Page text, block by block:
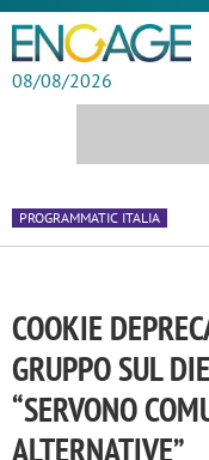
08/08/2026
PROGRAMMATIC ITALIA
COOKIE
GRUPPO SUL
“SERVONO
ALTERNATIVE”